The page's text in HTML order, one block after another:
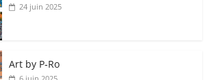
24 juin 2025
Art by P‑Ro